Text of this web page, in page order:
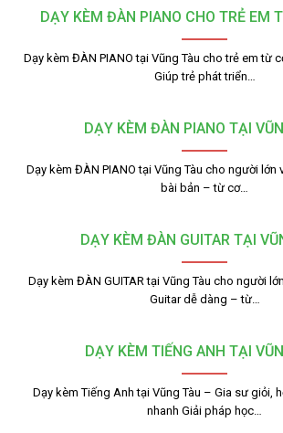
DẠY KÈM ĐÀN PIANO CHO TRẺ EM
Dạy kèm ĐÀN PIANO tại Vũng Tàu cho trẻ em từ
Giúp trẻ phát triển…
DẠY KÈM ĐÀN PIANO TẠI
Dạy kèm ĐÀN PIANO tại Vũng Tàu cho người lớn
bài bản – từ cơ…
DẠY KÈM ĐÀN GUITAR TẠI
Dạy kèm ĐÀN GUITAR tại Vũng Tàu cho người
Guitar dễ dàng – từ…
DẠY KÈM TIẾNG ANH TẠI
Dạy kèm Tiếng Anh tại Vũng Tàu – Gia sư giỏi,
nhanh Giải pháp học…